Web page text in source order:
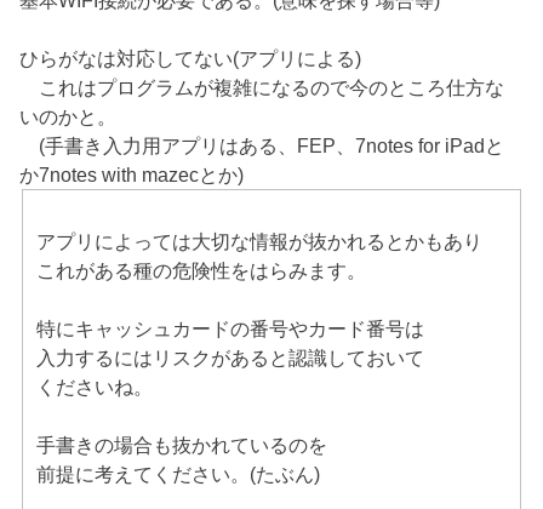
ひらがなは対応してない(アプリによる)
これはプログラムが複雑になるので今のところ仕方な
いのかと。
(手書き入力用アプリはある、FEP、7notes for iPadと
か7notes with mazecとか)
アプリによっては大切な情報が抜かれるとかもあり
これがある種の危険性をはらみます。
特にキャッシュカードの番号やカード番号は
入力するにはリスクがあると認識しておいて
くださいね。
手書きの場合も抜かれているのを
前提に考えてください。(たぶん)